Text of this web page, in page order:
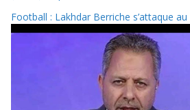
Football : Lakhdar Berriche s’attaque